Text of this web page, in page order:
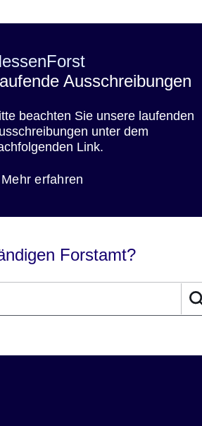
Ausschreibungen
beachten Sie unsere laufenden
unter dem
Link.
Mehr erfahren
sich in einem neuen Fenster
Forstamt?